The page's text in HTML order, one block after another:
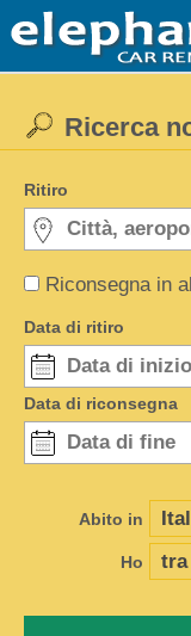
Riconsegna in
Ricerca
Ritiro
Data di ritiro
Data di riconsegna
Abito in
Ho